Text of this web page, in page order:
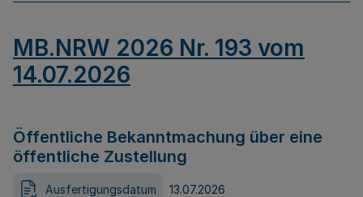
MB.NRW 2026 Nr. 193 vom
14.07.2026
Öffentliche Bekanntmachung über eine
öffentliche Zustellung
Ausfertigungsdatum 13.07.2026